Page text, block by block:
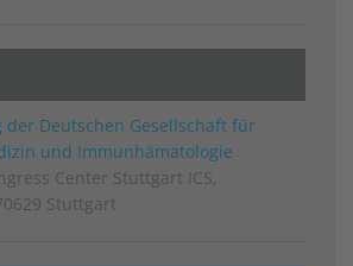
der Deutschen Gesellschaft für
und Immunhämatologie
Center Stuttgart ICS,
Stuttgart